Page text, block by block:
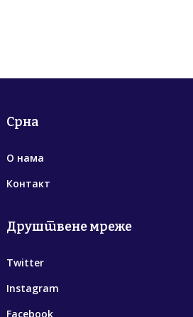
Срна
О нама
Контакт
Друштвене мреже
Twitter
Instagram
Facebook